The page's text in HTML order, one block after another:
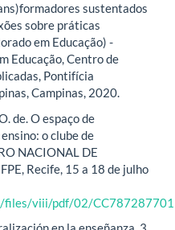
sustentados
sobre práticas
em Educação) -
Educação, Centro de
Pontifícia
Campinas, 2020.
de. O espaço de
o clube de
NACIONAL DE
Recife, 15 a 18 de julho
files/viii/pdf/02/